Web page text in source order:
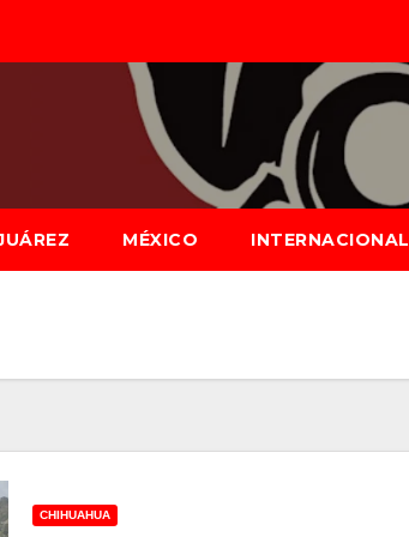
MÉXICO INTERNACIONAL
CHIHUAHUA